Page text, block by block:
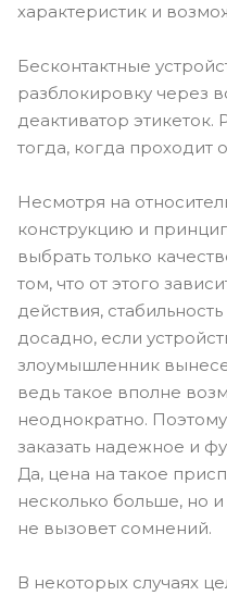
характеристик и
Бесконтактные
разблокировку через
деактиватор
тогда, когда проходит
Несмотря на
конструкцию и
выбрать только
том, что от этого
действия,
досадно, если
злоумышленник
ведь такое вполне
неоднократно.
заказать надежное и
Да, цена на такое
несколько больше, но
не вызовет сомнений.
В некоторых случаях